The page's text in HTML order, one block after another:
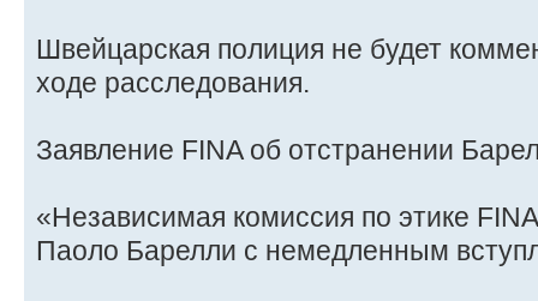
Швейцарская полиция не будет
ходе расследования.
Заявление FINA об отстранении
«Независимая комиссия по этике
Паоло Барелли с немедленным